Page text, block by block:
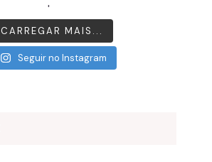
CARREGAR MAIS...
Seguir no Instagram